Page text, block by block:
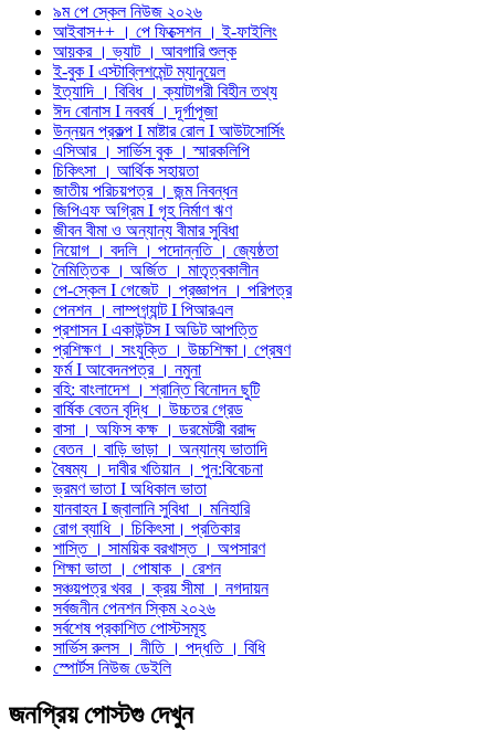
৯ম পে স্কেল নিউজ ২০২৬
আইবাস++ । পে ফিক্সেশন । ই-ফাইলিং
আয়কর । ভ্যাট । আবগারি শুল্ক
ই-বুক I এস্টাব্লিশমেন্ট ম্যানুয়েল
ইত্যাদি । বিবিধ । ক্যাটাগরী বিহীন তথ্য
ঈদ বোনাস I নববর্ষ । দূর্গাপূজা
উন্নয়ন প্রকল্প I মাষ্টার রোল I আউটসোর্সিং
এসিআর । সার্ভিস বুক । স্মারকলিপি
চিকিৎসা । আর্থিক সহায়তা
জাতীয় পরিচয়পত্র । জন্ম নিবন্ধন
জিপিএফ অগ্রিম I গৃহ নির্মাণ ঋণ
জীবন বীমা ও অন্যান্য বীমার সুবিধা
নিয়োগ । বদলি । পদোন্নতি । জ্যেষ্ঠতা
নৈমিত্তিক । অর্জিত । মাতৃত্বকালীন
পে-স্কেল I গেজেট । প্রজ্ঞাপন । পরিপত্র
পেনশন । লাম্পগ্র্যান্ট I পিআরএল
প্রশাসন I একাউন্টস I অডিট আপত্তি
প্রশিক্ষণ । সংযুক্তি । উচ্চশিক্ষা। প্রেষণ
ফর্ম I আবেদনপত্র । নমুনা
বহি: বাংলাদেশ । শ্রান্তি বিনোদন ছুটি
বার্ষিক বেতন বৃদ্ধি । উচ্চতর গ্রেড
বাসা । অফিস কক্ষ । ডরমেটরী বরাদ্দ
বেতন । বাড়ি ভাড়া । অন্যান্য ভাতাদি
বৈষম্য । দাবীর খতিয়ান । পুন:বিবেচনা
ভ্রমণ ভাতা I অধিকাল ভাতা
যানবাহন I জ্বালানি সুবিধা । মনিহারি
রোগ ব্যাধি । চিকিৎসা। প্রতিকার
শাস্তি । সাময়িক বরখাস্ত । অপসারণ
শিক্ষা ভাতা । পোষাক । রেশন
সঞ্চয়পত্র খবর । ক্রয় সীমা । নগদায়ন
সর্বজনীন পেনশন স্কিম ২০২৬
সর্বশেষ প্রকাশিত পোস্টসমূহ
সার্ভিস রুলস । নীতি । পদ্ধতি । বিধি
স্পোর্টস নিউজ ডেইলি
জনপ্রিয় পোস্টগু দেখুন